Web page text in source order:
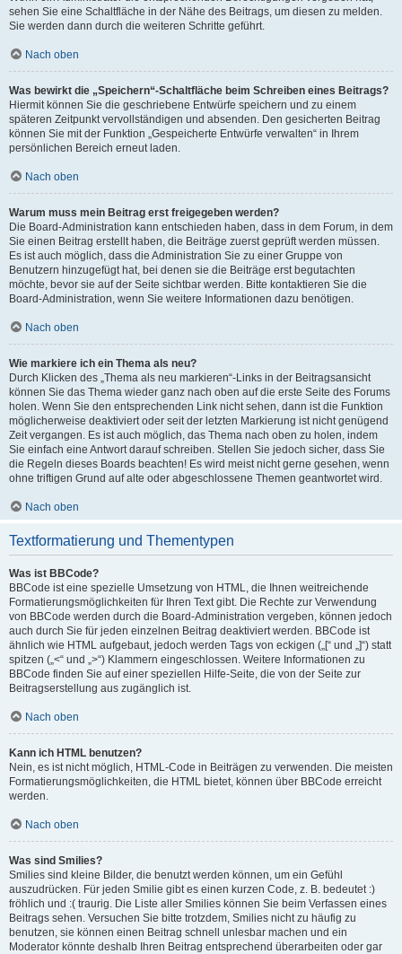
sehen Sie eine Schaltfläche in der Nähe des Beitrags, um diesen zu melden.
Sie werden dann durch die weiteren Schritte geführt.
Nach oben
Was bewirkt die „Speichern“-Schaltfläche beim Schreiben eines Beitrags?
Hiermit können Sie die geschriebene Entwürfe speichern und zu einem
späteren Zeitpunkt vervollständigen und absenden. Den gesicherten Beitrag
können Sie mit der Funktion „Gespeicherte Entwürfe verwalten“ in Ihrem
persönlichen Bereich erneut laden.
Nach oben
Warum muss mein Beitrag erst freigegeben werden?
Die Board-Administration kann entschieden haben, dass in dem Forum, in dem
Sie einen Beitrag erstellt haben, die Beiträge zuerst geprüft werden müssen.
Es ist auch möglich, dass die Administration Sie zu einer Gruppe von
Benutzern hinzugefügt hat, bei denen sie die Beiträge erst begutachten
möchte, bevor sie auf der Seite sichtbar werden. Bitte kontaktieren Sie die
Board-Administration, wenn Sie weitere Informationen dazu benötigen.
Nach oben
Wie markiere ich ein Thema als neu?
Durch Klicken des „Thema als neu markieren“-Links in der Beitragsansicht
können Sie das Thema wieder ganz nach oben auf die erste Seite des Forums
holen. Wenn Sie den entsprechenden Link nicht sehen, dann ist die Funktion
möglicherweise deaktiviert oder seit der letzten Markierung ist nicht genügend
Zeit vergangen. Es ist auch möglich, das Thema nach oben zu holen, indem
Sie einfach eine Antwort darauf schreiben. Stellen Sie jedoch sicher, dass Sie
die Regeln dieses Boards beachten! Es wird meist nicht gerne gesehen, wenn
ohne triftigen Grund auf alte oder abgeschlossene Themen geantwortet wird.
Nach oben
Textformatierung und Thementypen
Was ist BBCode?
BBCode ist eine spezielle Umsetzung von HTML, die Ihnen weitreichende
Formatierungsmöglichkeiten für Ihren Text gibt. Die Rechte zur Verwendung
von BBCode werden durch die Board-Administration vergeben, können jedoch
auch durch Sie für jeden einzelnen Beitrag deaktiviert werden. BBCode ist
ähnlich wie HTML aufgebaut, jedoch werden Tags von eckigen („[“ und „]“) statt
spitzen („<“ und „>“) Klammern eingeschlossen. Weitere Informationen zu
BBCode finden Sie auf einer speziellen Hilfe-Seite, die von der Seite zur
Beitragserstellung aus zugänglich ist.
Nach oben
Kann ich HTML benutzen?
Nein, es ist nicht möglich, HTML-Code in Beiträgen zu verwenden. Die meisten
Formatierungsmöglichkeiten, die HTML bietet, können über BBCode erreicht
werden.
Nach oben
Was sind Smilies?
Smilies sind kleine Bilder, die benutzt werden können, um ein Gefühl
auszudrücken. Für jeden Smilie gibt es einen kurzen Code, z. B. bedeutet :)
fröhlich und :( traurig. Die Liste aller Smilies können Sie beim Verfassen eines
Beitrags sehen. Versuchen Sie bitte trotzdem, Smilies nicht zu häufig zu
benutzen, sie können einen Beitrag schnell unlesbar machen und ein
Moderator könnte deshalb Ihren Beitrag entsprechend überarbeiten oder gar